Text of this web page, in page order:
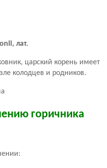
, лат.
царский корень имеет
колодцев и родников.
горичника